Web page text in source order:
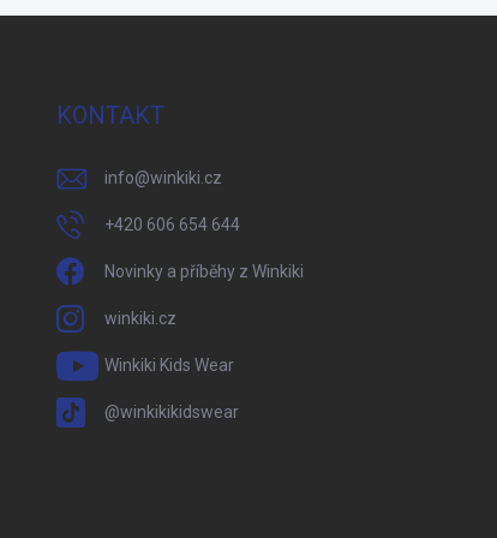
KONTAKT
info@winkiki.cz
+420 606 654 644
Novinky a příběhy z Winkiki
winkiki.cz
Winkiki Kids Wear
@winkikikidswear